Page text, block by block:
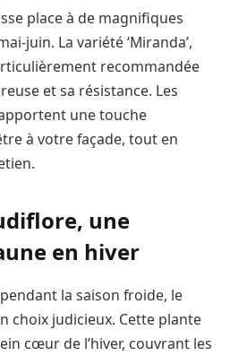
place à de magnifiques
juin. La variété ‘Miranda’,
recommandée
et sa résistance. Les
une touche
à votre façade, tout en
une
en hiver
la saison froide, le
choix judicieux. Cette plante
cœur de l’hiver, couvrant les